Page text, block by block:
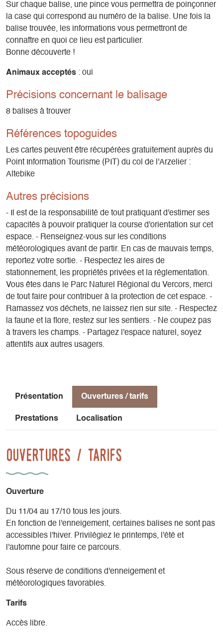
Sur chaque balise, une pince vous permettra de poinçonner
la case qui correspond au numéro de la balise. Une fois la
balise trouvée, les informations vous permettront de
connaître en quoi ce lieu est particulier.
Bonne découverte !
Animaux acceptés : oui
Précisions concernant le balisage
8 balises à trouver
Références topoguides
Les cartes peuvent être récupérées gratuitement auprès du
Point Information Tourisme (PIT) du col de l'Arzelier :
Altebike
Autres précisions
- Il est de la responsabilité de tout pratiquant d'estimer ses
capacités à pouvoir pratiquer la course d'orientation sur cet
espace. - Renseignez-vous sur les conditions
météorologiques avant de partir. En cas de mauvais temps,
reportez votre sortie. - Respectez les aires de
stationnement, les propriétés privées et la réglementation.
Vous êtes dans le Parc Naturel Régional du Vercors, merci
de tout faire pour contribuer à la protection de cet espace. -
Ramassez vos déchets, ne laissez rien sur site. - Respectez
la faune et la flore, restez sur les sentiers. - Ne coupez pas
à travers les champs. - Partagez l'espace naturel, soyez
attentifs aux autres usagers.
Présentation Ouvertures / tarifs
Prestations Localisation
Ouvertures / tarifs
Ouverture
Du 11/04 au 17/10 tous les jours.
En fonction de l'enneigement, certaines balises ne sont pas
accessibles l'hiver. Privilégiez le printemps, l'été et
l'automne pour faire ce parcours.
Sous réserve de conditions d'enneigement et
météorologiques favorables.
Tarifs
Accès libre.